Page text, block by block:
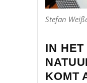
Stefan
IN HET
KOMT